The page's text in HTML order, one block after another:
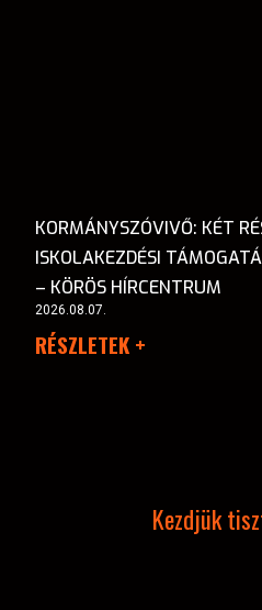
KORMÁNYSZÓVIVŐ: KÉT
ISKOLAKEZDÉSI
– KÖRÖS HÍRCENTRUM
2026.08.07.
RÉSZLETEK +
Kezdjük